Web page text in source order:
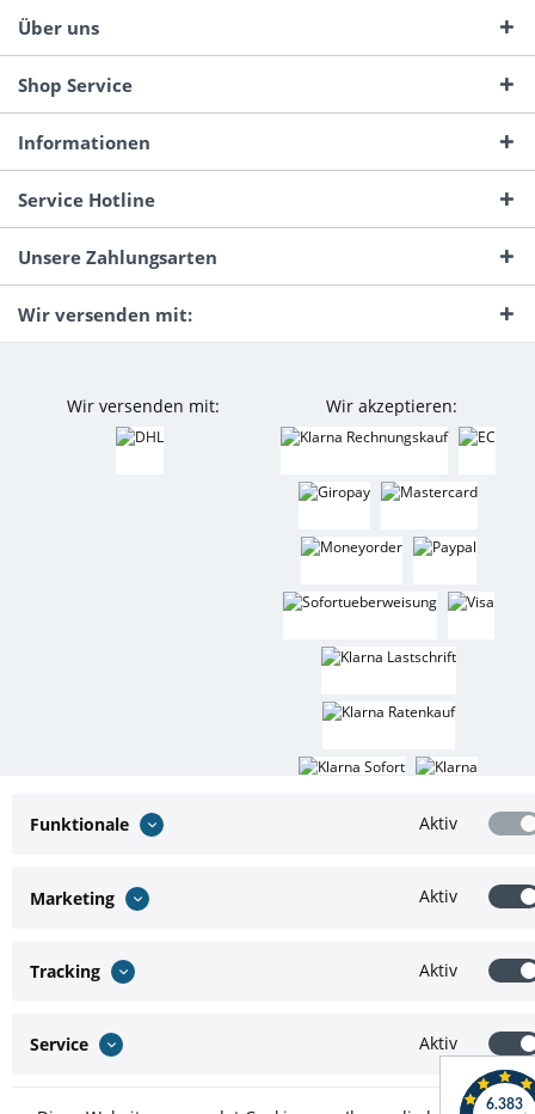
Über uns
Shop Service
Informationen
Service Hotline
Unsere Zahlungsarten
Wir versenden mit:
Wir versenden mit: Wir akzeptieren:
* Alle Preise inkl. gesetzl. Mehrwertsteuer zzgl. Versandkostenund ggf.
Nachnahmegebühren, wenn nicht anders beschrieben
Funktionale Aktiv
Marketing Aktiv
Tracking Aktiv
Service Aktiv